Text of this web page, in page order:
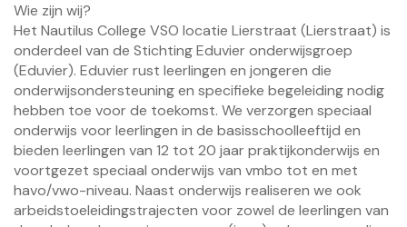
Wie zijn wij?
Het Nautilus College VSO locatie Lierstraat (Lierstraat) is
onderdeel van de Stichting Eduvier onderwijsgroep
(Eduvier). Eduvier rust leerlingen en jongeren die
onderwijsondersteuning en specifieke begeleiding nodig
hebben toe voor de toekomst. We verzorgen speciaal
onderwijs voor leerlingen in de basisschoolleeftijd en
bieden leerlingen van 12 tot 20 jaar praktijkonderwijs en
voortgezet speciaal onderwijs van vmbo tot en met
havo/vwo-niveau. Naast onderwijs realiseren we ook
arbeidstoeleidingstrajecten voor zowel de leerlingen van